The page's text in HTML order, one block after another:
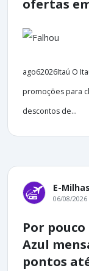
ofertas
ago62026Itaú O
promoções para
descontos de...
E-Milhas
06/08/2026
Por
Azul
pontos